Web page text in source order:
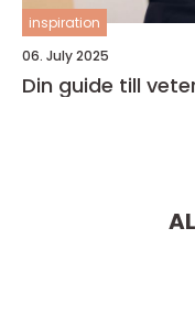
inspiration
06. July 2025
Din guide till